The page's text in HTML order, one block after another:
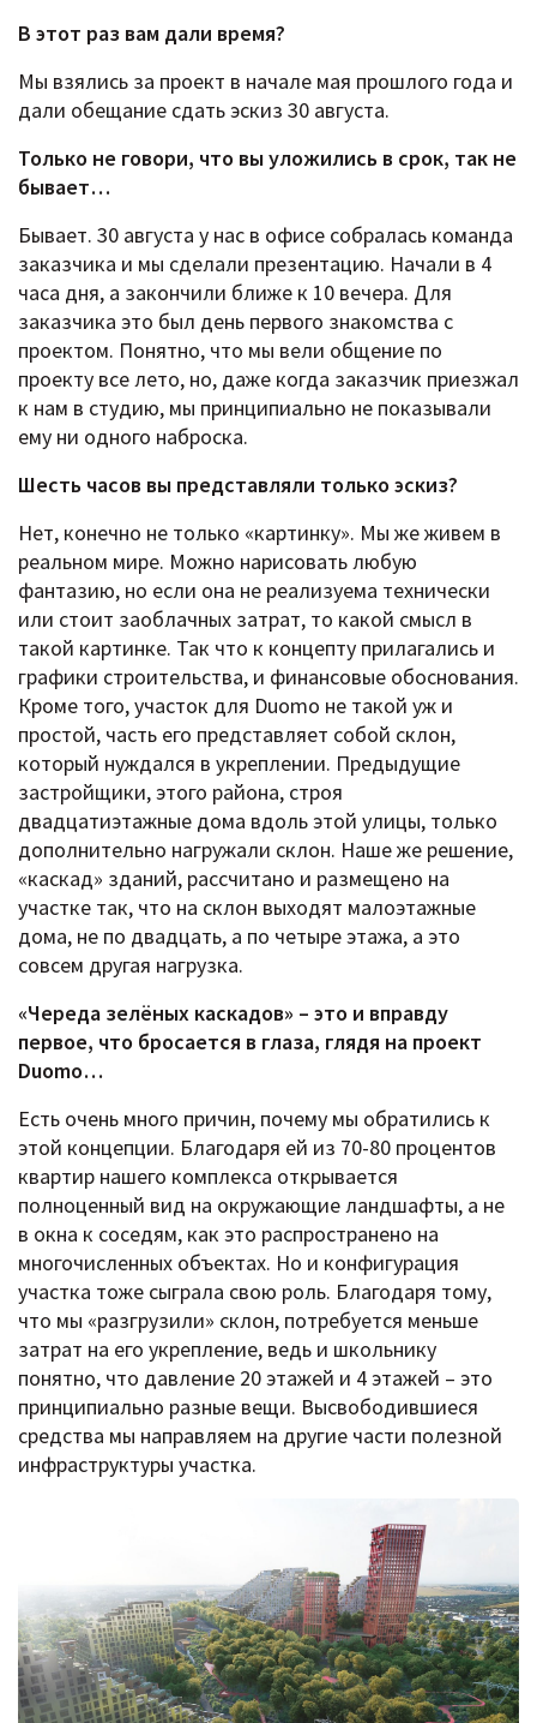
В этот раз вам дали время?
Мы взялись за проект в начале мая прошлого года и
дали обещание сдать эскиз 30 августа.
Только не говори, что вы уложились в срок, так не
бывает…
Бывает. 30 августа у нас в офисе собралась команда
заказчика и мы сделали презентацию. Начали в 4
часа дня, а закончили ближе к 10 вечера. Для
заказчика это был день первого знакомства с
проектом. Понятно, что мы вели общение по
проекту все лето, но, даже когда заказчик приезжал
к нам в студию, мы принципиально не показывали
ему ни одного наброска.
Шесть часов вы представляли только эскиз?
Нет, конечно не только «картинку». Мы же живем в
реальном мире. Можно нарисовать любую
фантазию, но если она не реализуема технически
или стоит заоблачных затрат, то какой смысл в
такой картинке. Так что к концепту прилагались и
графики строительства, и финансовые обоснования.
Кроме того, участок для Duomo не такой уж и
простой, часть его представляет собой склон,
который нуждался в укреплении. Предыдущие
застройщики, этого района, строя
двадцатиэтажные дома вдоль этой улицы, только
дополнительно нагружали склон. Наше же решение,
«каскад» зданий, рассчитано и размещено на
участке так, что на склон выходят малоэтажные
дома, не по двадцать, а по четыре этажа, а это
совсем другая нагрузка.
«Череда зелёных каскадов» – это и вправду
первое, что бросается в глаза, глядя на проект
Duomo…
Есть очень много причин, почему мы обратились к
этой концепции. Благодаря ей из 70-80 процентов
квартир нашего комплекса открывается
полноценный вид на окружающие ландшафты, а не
в окна к соседям, как это распространено на
многочисленных объектах. Но и конфигурация
участка тоже сыграла свою роль. Благодаря тому,
что мы «разгрузили» склон, потребуется меньше
затрат на его укрепление, ведь и школьнику
понятно, что давление 20 этажей и 4 этажей – это
принципиально разные вещи. Высвободившиеся
средства мы направляем на другие части полезной
инфраструктуры участка.